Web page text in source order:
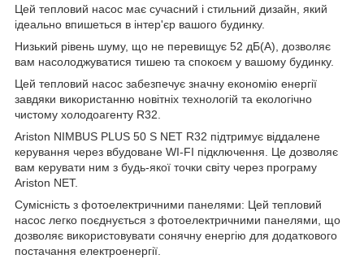
Цей тепловий насос має сучасний і стильний дизайн, який
ідеально впишеться в інтер'єр вашого будинку.
Низький рівень шуму, що не перевищує 52 дБ(А), дозволяє
вам насолоджуватися тишею та спокоєм у вашому будинку.
Цей тепловий насос забезпечує значну економію енергії
завдяки використанню новітніх технологій та екологічно
чистому холодоагенту R32.
Ariston NIMBUS PLUS 50 S NET R32 підтримує віддалене
керування через вбудоване WI-FI підключення. Це дозволяє
вам керувати ним з будь-якої точки світу через програму
Ariston NET.
Сумісність з фотоелектричними панелями: Цей тепловий
насос легко поєднується з фотоелектричними панелями, що
дозволяє використовувати сонячну енергію для додаткового
постачання електроенергії.